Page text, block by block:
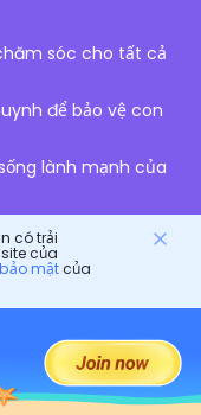
sóc cho tất cả
để bảo vệ con
lành mạnh của
có trải
của
mậtcủa